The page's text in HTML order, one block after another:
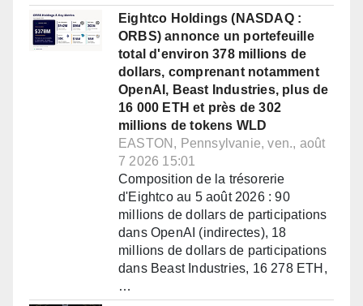
Eightco Holdings (NASDAQ :
ORBS) annonce un portefeuille
total d'environ 378 millions de
dollars, comprenant notamment
OpenAI, Beast Industries, plus de
16 000 ETH et près de 302
millions de tokens WLD
EASTON, Pennsylvanie, ven., août
7 2026 15:01
Composition de la trésorerie
d'Eightco au 5 août 2026 : 90
millions de dollars de participations
dans OpenAI (indirectes), 18
millions de dollars de participations
dans Beast Industries, 16 278 ETH,
…